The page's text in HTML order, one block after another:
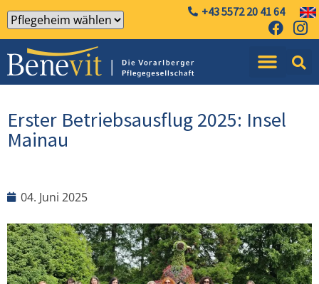
+43 5572 20 41 64
Erster Betriebsausflug 2025: Insel
Mainau
04. Juni 2025